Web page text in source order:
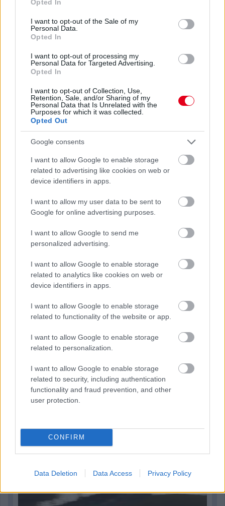
use your data for below specified purposes in below Google
consent section.
Opted In
I want to opt-out of the Sale of my
Personal Data.
Opted In
I want to opt-out of processing my
Personal Data for Targeted Advertising.
Opted In
I want to opt-out of Collection, Use,
Retention, Sale, and/or Sharing of my
Personal Data that Is Unrelated with the
Purposes for which it was collected.
Opted Out
Google consents
I want to allow Google to enable storage
related to advertising like cookies on web or
device identifiers in apps.
I want to allow my user data to be sent to
Google for online advertising purposes.
I want to allow Google to send me
personalized advertising.
I want to allow Google to enable storage
related to analytics like cookies on web or
device identifiers in apps.
I want to allow Google to enable storage
related to functionality of the website or app.
I want to allow Google to enable storage
related to personalization.
I want to allow Google to enable storage
related to security, including authentication
functionality and fraud prevention, and other
user protection.
CONFIRM
Data Deletion Data Access Privacy Policy
Ralit, miután előnyüket annak ellenére is képesek voltak
részletek
előző hírek
Hallgasd meg a Formula Podcast
legfrissebb adását!
Kövess minket a Facebookon
Parc Fermé
14 órája
Hakkinen megtartaná a Norris-Piastri párost a
McLarennél, nem borítaná fel Verstappenért
20 órája
Megvan, mikor kezdődik az F1-es Bahreini Nagydíj
Malajziában